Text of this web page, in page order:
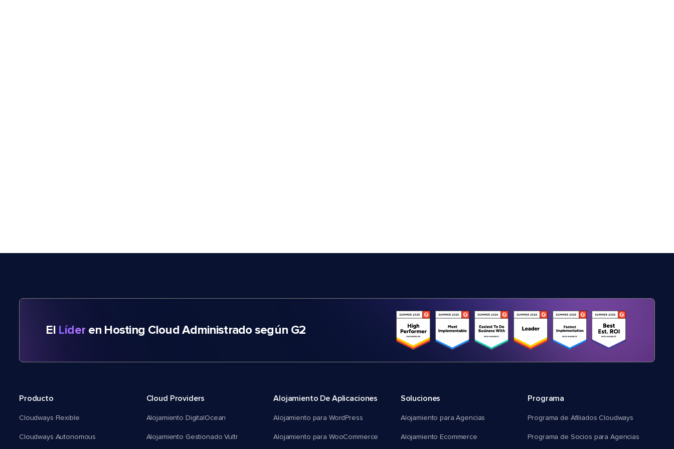
El Líder en Hosting Cloud Administrado según G2
Producto
Cloudways Flexible
Cloudways Autonomous
Cloud Providers
Alojamiento DigitalOcean
Alojamiento Gestionado Vultr
Alojamiento De Aplicaciones
Alojamiento para WordPress
Alojamiento para WooCommerce
Soluciones
Alojamiento para Agencias
Alojamiento Ecommerce
Programa
Programa de Afiliados Cloudways
Programa de Socios para Agencias